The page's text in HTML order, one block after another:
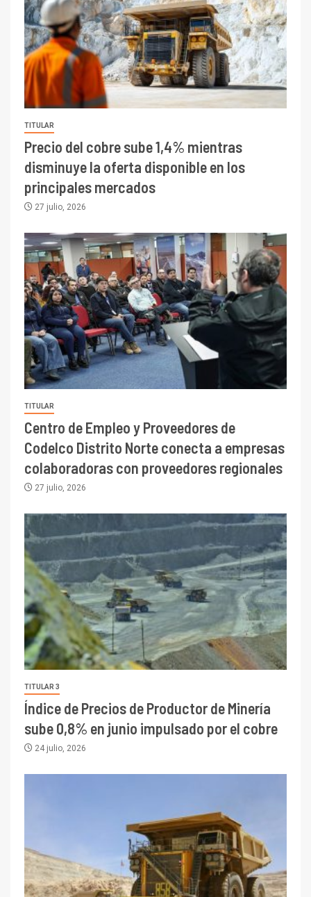
TITULAR
Precio del cobre sube 1,4% mientras
disminuye la oferta disponible en los
principales mercados
27 julio, 2026
TITULAR
Centro de Empleo y Proveedores de
Codelco Distrito Norte conecta a empresas
colaboradoras con proveedores regionales
27 julio, 2026
TITULAR 3
Índice de Precios de Productor de Minería
sube 0,8% en junio impulsado por el cobre
24 julio, 2026